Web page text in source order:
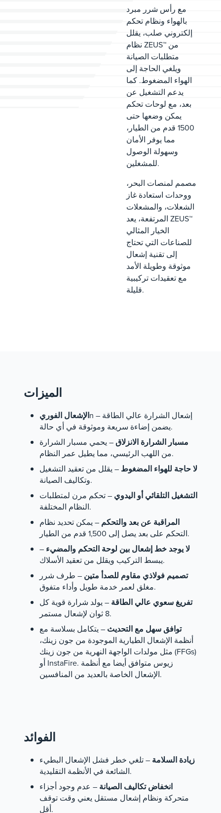
مع رأس شرر مبرد
بالهواء ونظام تحكم
إلكتروني صلب، يقلل
نظام ZEUS™ من
متطلبات الصيانة
ويلغي الحاجة إلى
الهواء المضغوط. كما
يدعم التشغيل عن
بعد، مع لوحات تحكم
يمكن وضعها حتى
1500 قدم من الطيار،
مما يوفر الأمان
وسهولة الوصول
للمشغلين.
مصمم لمنصات البحر،
ووحدات استعادة غاز
الشعلات، والمشعلات
المرتفعة، يعد ZEUS™
الخيار المثالي
للصناعات التي تحتاج
إلى تقنية إشعال
موثوقة وطويلة الأمد
مع تعقيدات تركيبية
قليلة.
الميزات
الإشعال الفوريn – إشعال الشرارة عالي الطاقة
يضمن إضاءة سريعة وموثوقة في أي حالة.
مسبار الشرارة الانزلاق– يحمي مسبار الشرارة
من اللهب الرئيسي، مما يطيل عمر النظام.
لا حاجة للهواء المضغوط – يقلل من تعقيد التشغيل
وتكاليف الصيانة.
التشغيل التلقائي أو اليدوي – تحكم مرن لمتطلبات
النظام المختلفة.
المراقبة عن بعد والتحكم – يمكن تحديد نظام
التحكم على بعد يصل إلى 1,500 قدم من الطيار.
لا يوجد خط إشعال بين لوحة التحكم والمضيء –
يبسط التركيب ويقلل من تعقيد الأسلاك.
تصميم فولاذي مقاوم للصدأ متين – طرف شرر
مغلق لعمر خدمة طويل وأداء متفوق.
تفريغ سعوي عالي الطاقة – يولد شرارة قوية كل
8 ثوان لإشعال مستمر.
توافق سهل مع التحديث – يتكامل بسلاسة مع
أنظمة الإشعال الطيارية الموجودة من جون زينك،
مثل مولدات الواجهة النهرية من جون زينك (FFGs)
أو InstaFire. زيوس متوافق أيضا مع أنظمة
الإشعال الخاصة بالعديد من المنافسين.
الفوائد
زيادة السلامة – تلغي خطر فشل الإشعال البطيء
الشائعة في الأنظمة التقليدية.
انخفاض تكاليف الصيانة – عدم وجود أجزاء
متحركة ونظام إشعال مستقل يعني وقت توقف
أقل.